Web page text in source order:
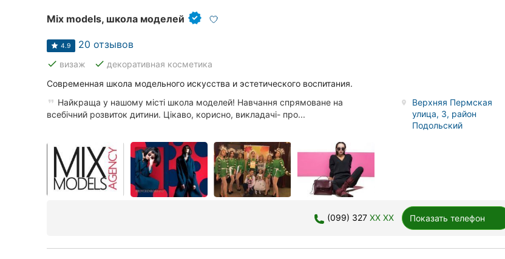
Ровно
Одесса
Запорожье
Днепр
Кривой Рог
Херсон
Mix models, школа моделей
4.9 20 отзывов
done визаж done декоративная косметика
Современная школа модельного искусства и эстетического воспитания.
Найкраща у нашому місті школа моделей! Навчання спрямоване на
всебічний розвиток дитини. Цікаво, корисно, викладачі- про...
Верхняя Пермская
улица, 3, район
Подольский
(099) 327 XX XX Показать телефон